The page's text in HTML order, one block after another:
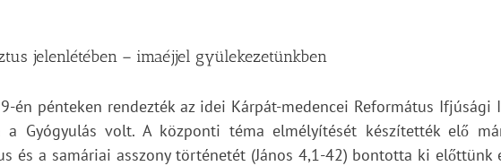
jelenlétében – imaéjjel gyülekezetünkben
én pénteken rendezték az idei Kárpát-medencei Református
a Gyógyulás volt. A központi téma elmélyítését készítették elő
és a samáriai asszony történetét (János 4,1-42) bontotta ki